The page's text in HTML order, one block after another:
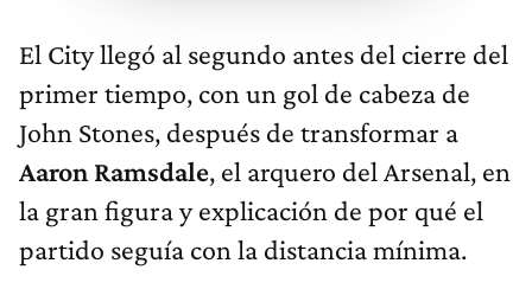
El City llegó al segundo antes del cierre del
primer tiempo, con un gol de cabeza de
John Stones, después de transformar a
Aaron Ramsdale, el arquero del Arsenal, en
la gran figura y explicación de por qué el
partido seguía con la distancia mínima.